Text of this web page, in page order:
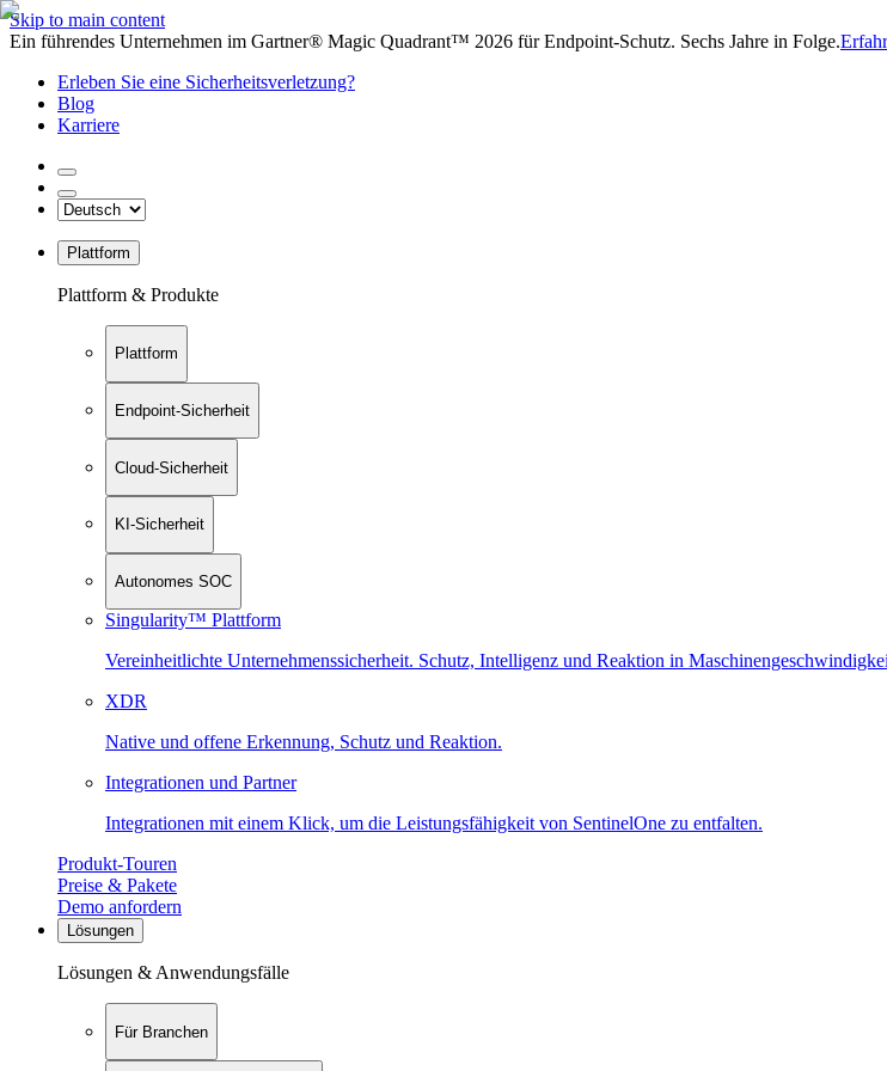
Skip to main content
Ein führendes Unternehmen im Gartner® Magic Quadrant™ 2026 für Endpoint-Schutz. Sechs Jahre in Folge.
Erleben Sie eine Sicherheitsverletzung?
Blog
Karriere
Plattform
Plattform & Produkte
Plattform
Endpoint-Sicherheit
Cloud-Sicherheit
KI-Sicherheit
Autonomes SOC
Singularity™ Plattform
Vereinheitlichte Unternehmenssicherheit. Schutz, Intelligenz und Reaktion in
XDR
Native und offene Erkennung, Schutz und Reaktion.
Integrationen und Partner
Integrationen mit einem Klick, um die Leistungsfähigkeit von SentinelOne zu entfalten.
Produkt-Touren
Preise & Pakete
Demo anfordern
Lösungen
Lösungen & Anwendungsfälle
Für Branchen